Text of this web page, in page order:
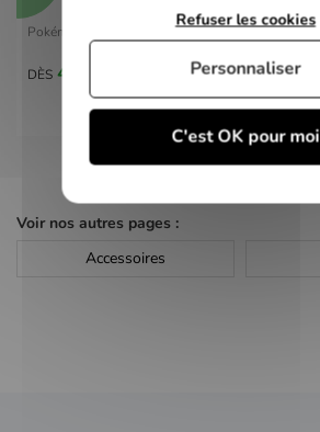
Pokémon Violet - switch
DÈS 40,00 €
Voir nos autres pages :
Accessoires
C'est OK pour moi
Refuser les cookies
Personnaliser